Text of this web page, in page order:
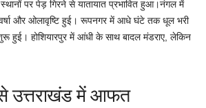
पर पेड़ गिरने से यातायात प्रभावित हुआ।नंगल में
और ओलावृष्टि हुई। रूपनगर में आधे घंटे तक धूल भरी
हुई। होशियारपुर में आंधी के साथ बादल मंडराए, लेकिन
से उत्तराखंड में आफत